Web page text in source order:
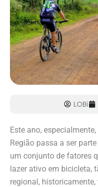
LOBi
Este ano,
Região passa a ser
um conjunto de fatores
lazer ativo em bicicleta,
regional,